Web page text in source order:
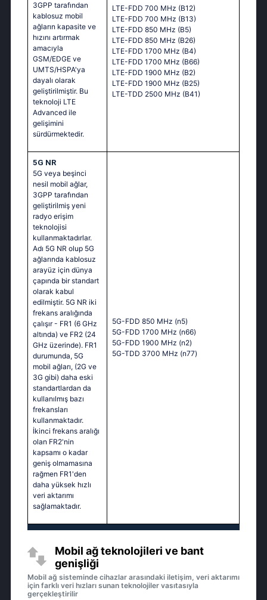
3GPP tarafından
kablosuz mobil
ağların kapasite ve
hızını artırmak
amacıyla
GSM/EDGE ve
UMTS/HSPA'ya
dayalı olarak
geliştirilmiştir. Bu
teknoloji LTE
Advanced ile
gelişimini
sürdürmektedir.
LTE-FDD 700 MHz (B12)
LTE-FDD 700 MHz (B13)
LTE-FDD 850 MHz (B5)
LTE-FDD 850 MHz (B26)
LTE-FDD 1700 MHz (B4)
LTE-FDD 1700 MHz (B66)
LTE-FDD 1900 MHz (B2)
LTE-FDD 1900 MHz (B25)
LTE-TDD 2500 MHz (B41)
5G NR
5G veya beşinci
nesil mobil ağlar,
3GPP tarafından
geliştirilmiş yeni
radyo erişim
teknolojisi
kullanmaktadırlar.
Adı 5G NR olup 5G
ağlarında kablosuz
arayüz için dünya
çapında bir standart
olarak kabul
edilmiştir. 5G NR iki
frekans aralığında
çalışır - FR1 (6 GHz
altında) ve FR2 (24
GHz üzerinde). FR1
durumunda, 5G
mobil ağları, (2G ve
3G gibi) daha eski
standartlardan da
kullanılmış bazı
frekansları
kullanmaktadır.
İkinci frekans aralığı
olan FR2'nin
kapsamı o kadar
geniş olmamasına
rağmen FR1'den
daha yüksek hızlı
veri aktarımı
sağlamaktadır.
5G-FDD 850 MHz (n5)
5G-FDD 1700 MHz (n66)
5G-FDD 1900 MHz (n2)
5G-TDD 3700 MHz (n77)
Mobil ağ teknolojileri ve bant
genişliği
Mobil ağ sisteminde cihazlar arasındaki iletişim, veri aktarımı
için farklı veri hızları sunan teknolojiler vasıtasıyla
gerçekleştirilir